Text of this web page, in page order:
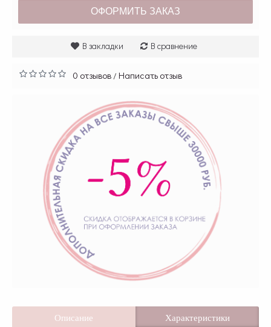
ОФОРМИТЬ ЗАКАЗ
В закладки В сравнение
0 отзывов/ Написать отзыв
Описание
Характеристики